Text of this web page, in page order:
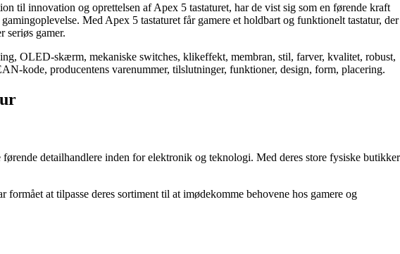
til innovation og oprettelsen af Apex 5 tastaturet, har de vist sig som en førende kraft
Med Apex 5 tastaturet får gamere et holdbart og funktionelt tastatur, der
seriøs gamer.
OLED-skærm, mekaniske switches, klikeffekt, membran, stil, farver, kvalitet, robust,
kode, producentens varenummer, tilslutninger, funktioner, design, form, placering.
detailhandlere inden for elektronik og teknologi. Med deres store fysiske butikker
at tilpasse deres sortiment til at imødekomme behovene hos gamere og